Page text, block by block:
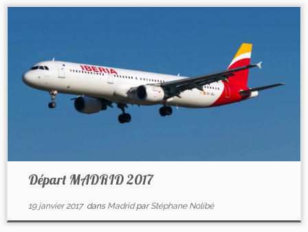
Départ MADRID 2017
19 janvier 2017dans MadridparStéphane Nolibé